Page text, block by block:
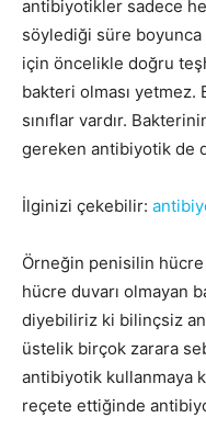
antibiyotikler sadece
söylediği süre boyunca
için öncelikle doğru
bakteri olması yetmez.
sınıflar vardır.
gereken antibiyotik de
İlginizi çekebilir:
Örneğin penisilin
hücre duvarı olmayan
diyebiliriz ki bilinçsiz
üstelik birçok zarara
antibiyotik kullanmaya
reçete ettiğinde